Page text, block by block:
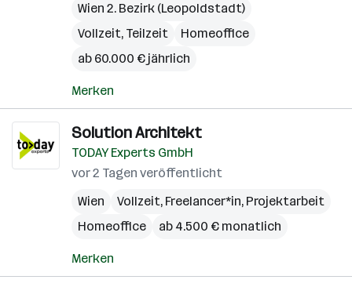
Wien 2. Bezirk (Leopoldstadt)
Vollzeit, Teilzeit
Homeoffice
ab 60.000 € jährlich
Merken
Solution Architekt
TODAY Experts GmbH
vor 2 Tagen veröffentlicht
Wien
Vollzeit, Freelancer*in, Projektarbeit
Homeoffice
ab 4.500 € monatlich
Merken